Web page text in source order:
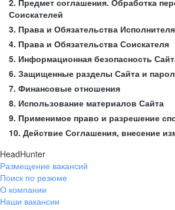
2. Предмет соглашения. Обработка
Соискателей
3. Права и Обязательства Исполнителя
4. Права и Обязательства Соискателя
5. Информационная безопасность
6. Защищенные разделы Сайта и
7. Финансовые отношения
8. Использование материалов Сайта
9. Применимое право и разрешение
10. Действие Соглашения, внесение
HeadHunter
Размещение вакансий
Поиск по резюме
О компании
Наши вакансии